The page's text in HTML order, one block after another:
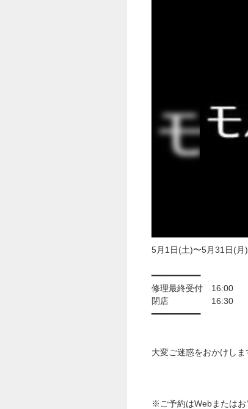
5月1日(土)〜5月31日(月
━━━━━━━━━━
修理最終受付 16:00
閉店 16:30
━━━━━━━━━━
大変ご迷惑をおかけしま
※ご予約はWebまたはお